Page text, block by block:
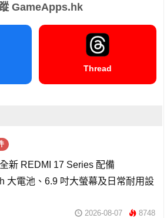
GameApps.hk
Thread
新 REDMI 17 Series 配備
大電池、6.9 吋大螢幕及日常耐用設
2026-08-07 8748